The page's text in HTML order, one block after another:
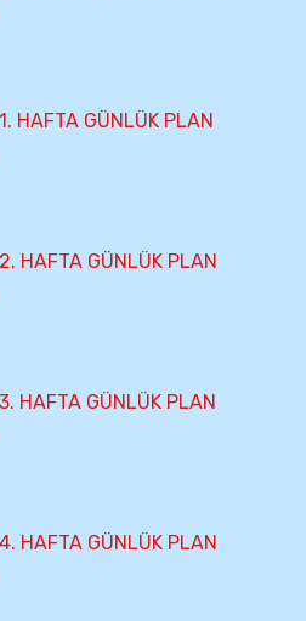
HAFTA GÜNLÜK PLAN
HAFTA GÜNLÜK PLAN
HAFTA GÜNLÜK PLAN
HAFTA GÜNLÜK PLAN